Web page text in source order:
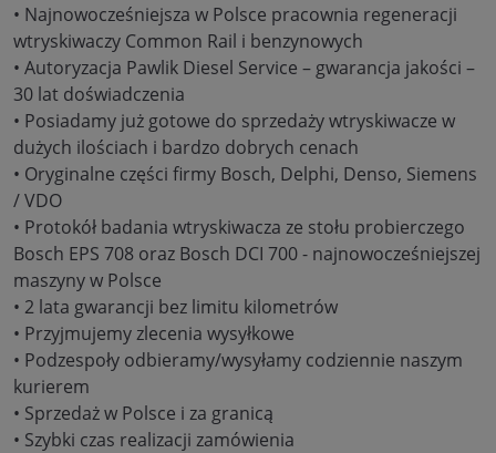
• Najnowocześniejsza w Polsce pracownia regeneracji
wtryskiwaczy Common Rail i benzynowych
• Autoryzacja Pawlik Diesel Service – gwarancja jakości –
30 lat doświadczenia
• Posiadamy już gotowe do sprzedaży wtryskiwacze w
dużych ilościach i bardzo dobrych cenach
• Oryginalne części firmy Bosch, Delphi, Denso, Siemens
/ VDO
• Protokół badania wtryskiwacza ze stołu probierczego
Bosch EPS 708 oraz Bosch DCI 700 - najnowocześniejszej
maszyny w Polsce
• 2 lata gwarancji bez limitu kilometrów
• Przyjmujemy zlecenia wysyłkowe
• Podzespoły odbieramy/wysyłamy codziennie naszym
kurierem
• Sprzedaż w Polsce i za granicą
• Szybki czas realizacji zamówienia